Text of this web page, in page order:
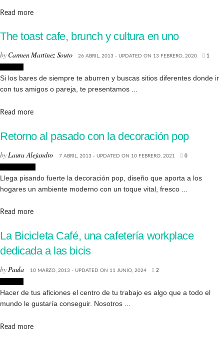
Read moreDetails
The toast cafe, brunch y cultura en uno
by Carmen Martínez Souto 26 ABRIL, 2013 - UPDATED ON 13 FEBRERO, 2020 1
Si los bares de siempre te aburren y buscas sitios diferentes donde ir
con tus amigos o pareja, te presentamos ...
Read moreDetails
Retorno al pasado con la decoración pop
by Laura Alejandro 7 ABRIL, 2013 - UPDATED ON 10 FEBRERO, 2021 0
Llega pisando fuerte la decoración pop, diseño que aporta a los
hogares un ambiente moderno con un toque vital, fresco ...
Read moreDetails
La Bicicleta Café, una cafetería workplace
dedicada a las bicis
byPaula 10 MARZO, 2013 - UPDATED ON 11 JUNIO, 2024 2
Hacer de tus aficiones el centro de tu trabajo es algo que a todo el
mundo le gustaría conseguir. Nosotros ...
Read moreDetails